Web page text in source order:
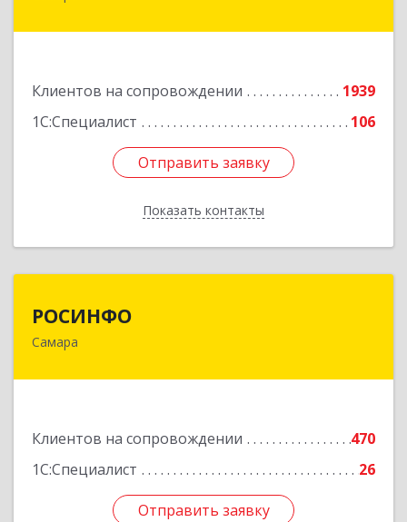
Клиентов на сопровождении
1939
1С:Специалист
106
Отправить заявку
Показать контакты
Отправить заявку
Назад
РОСИНФО
Самара
Клиентов на сопровождении
470
1С:Специалист
26
Отправить заявку
443069, Самарская обл, Самара г, Авроры ул,
Отправить заявку